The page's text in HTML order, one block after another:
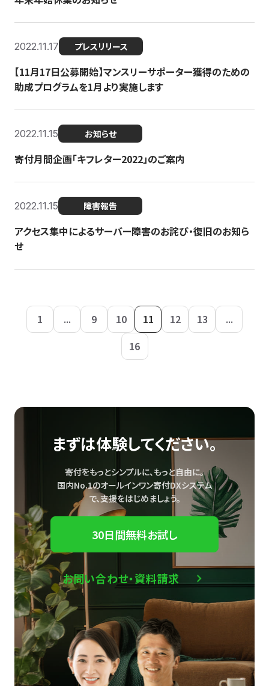
2022.11.17 プレスリリース
【11月17日公募開始】マンスリーサポーター獲得のための
助成プログラムを1月より実施します
2022.11.15 お知らせ
寄付月間企画「キフレター2022」のご案内
2022.11.15 障害報告
アクセス集中によるサーバー障害のお詫び・復旧のお知ら
せ
1 ... 9 10 11 12 13
...
16
まずは体験してください。
寄付をもっとシンプルに、もっと自由に。
国内No.1のオールインワン寄付DXシステム
で、支援をはじめましょう。
30日間無料お試し
お問い合わせ・資料請求